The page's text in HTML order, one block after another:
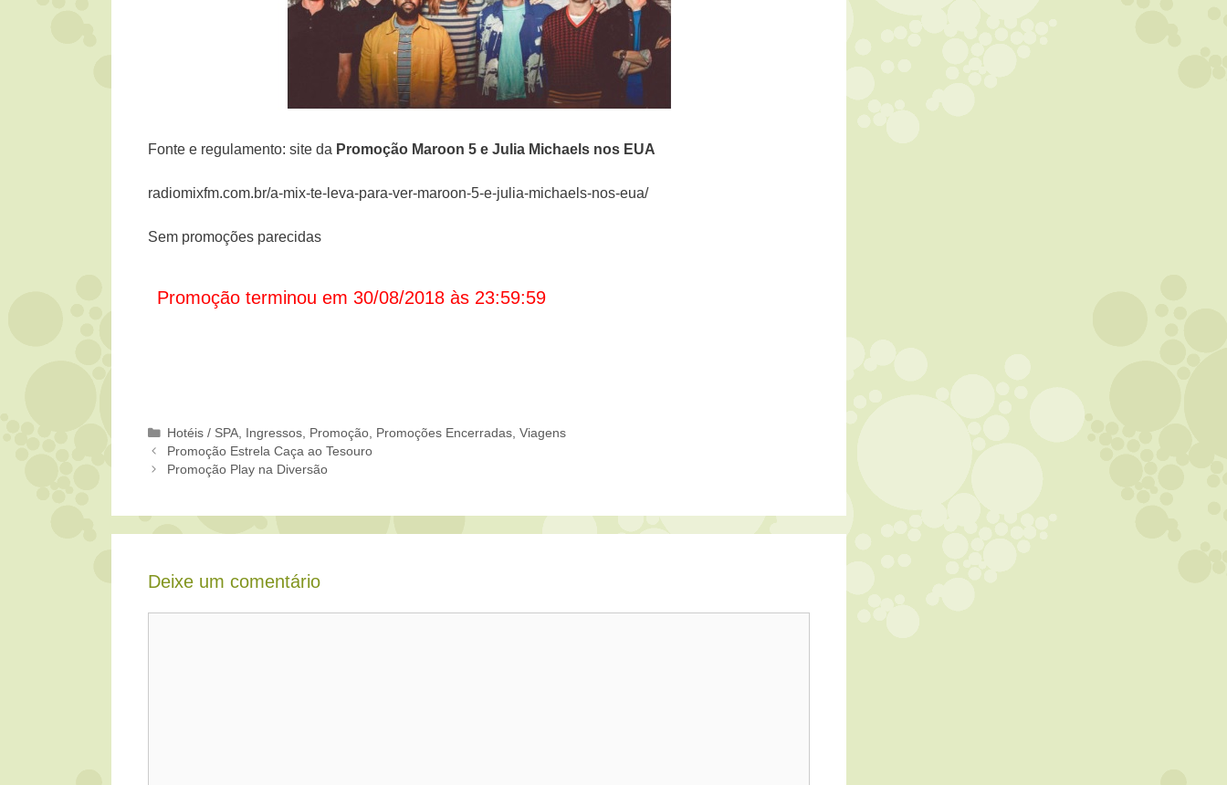
Fonte e regulamento: site da Promoção Maroon 5 e Julia Michaels nos EUA
radiomixfm.com.br/a-mix-te-leva-para-ver-maroon-5-e-julia-michaels-nos-eua/
Sem promoções parecidas
Promoção terminou em 30/08/2018 às 23:59:59
Categorias
Hotéis / SPA Ingressos Promoção Promoções Encerradas ,Viagens
Promoção Estrela Caça ao Tesouro
Promoção Play na Diversão
Deixe um comentário